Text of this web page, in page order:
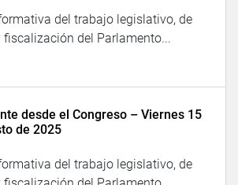
del trabajo legislativo, de
fiscalización del Parlamento...
desde el Congreso – Viernes 15
de 2025
del trabajo legislativo, de